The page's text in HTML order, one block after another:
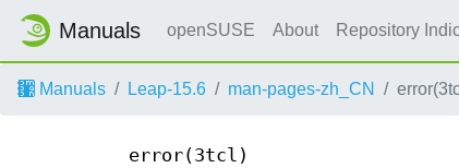
Manuals openSUSE About Repository
Manuals Leap-15.6 man-pages-zh_CN
error(3tcl)